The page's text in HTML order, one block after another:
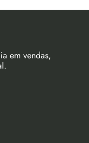
em vendas,